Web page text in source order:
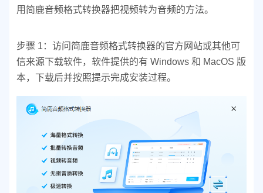
用简鹿音频格式转换器把视频转为音频的方法。
步骤 1： 访问简鹿音频格式转换器的官方网站或其他可
信来源下载软件，软件提供的有 Windows 和 MacOS 版
本，下载后并按照提示完成安装过程。